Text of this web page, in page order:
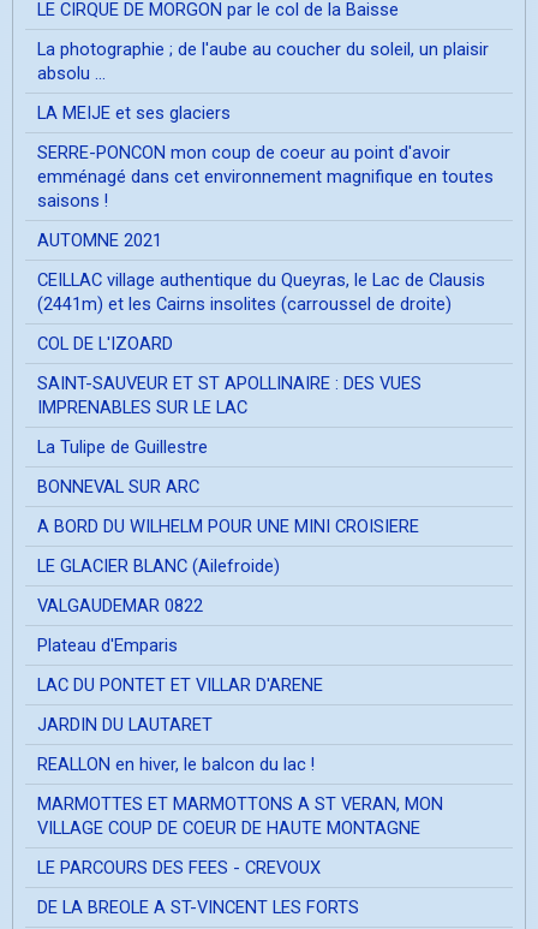
LE CIRQUE DE MORGON par le col de la Baisse
La photographie ; de l'aube au coucher du soleil, un plaisir
absolu ...
LA MEIJE et ses glaciers
SERRE-PONCON mon coup de coeur au point d'avoir
emménagé dans cet environnement magnifique en toutes
saisons !
AUTOMNE 2021
CEILLAC village authentique du Queyras, le Lac de Clausis
(2441m) et les Cairns insolites (carroussel de droite)
COL DE L'IZOARD
SAINT-SAUVEUR ET ST APOLLINAIRE : DES VUES
IMPRENABLES SUR LE LAC
La Tulipe de Guillestre
BONNEVAL SUR ARC
A BORD DU WILHELM POUR UNE MINI CROISIERE
LE GLACIER BLANC (Ailefroide)
VALGAUDEMAR 0822
Plateau d'Emparis
LAC DU PONTET ET VILLAR D'ARENE
JARDIN DU LAUTARET
REALLON en hiver, le balcon du lac !
MARMOTTES ET MARMOTTONS A ST VERAN, MON
VILLAGE COUP DE COEUR DE HAUTE MONTAGNE
LE PARCOURS DES FEES - CREVOUX
DE LA BREOLE A ST-VINCENT LES FORTS